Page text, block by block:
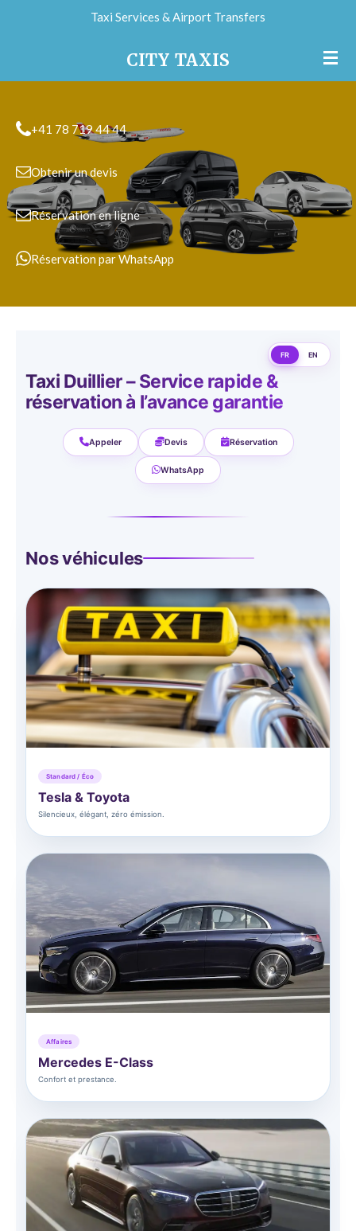
principal
CITY TAXIS
Taxi Services & Airport Transfers
+41 78 719 44 44
Obtenir un devis
Réservation en ligne
Réservation par WhatsApp
FR EN
Taxi Duillier – Service rapide &
réservation à l’avance garantie
Appeler Devis Réservation
WhatsApp
Nos véhicules
Standard / Éco
Tesla & Toyota
Silencieux, élégant, zéro émission.
Affaires
Mercedes E-Class
Confort et prestance.